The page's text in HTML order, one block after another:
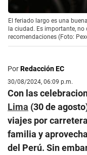
El feriado largo es una
la ciudad. Es importante, no
recomendaciones (Foto:
PorRedacción EC
30/08/2024, 06:09 p.m.
Con las
Lima (30 de
viajes por
familia y
del Perú. Sin